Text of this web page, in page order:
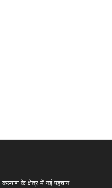
कल्याण के क्षेत्र में नई पहचान